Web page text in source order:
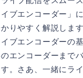
ブエンコーダー」
りやすく解説しま
ブエンコーダーの
エンコーダーまで
。さあ、一緒にラ